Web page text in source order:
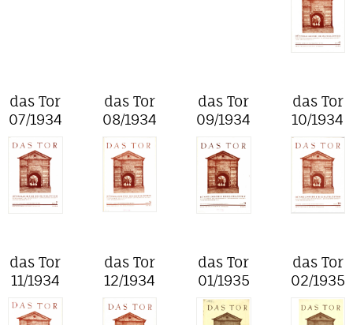
das Tor
07/1934
das Tor
08/1934
das Tor
09/1934
das Tor
10/1934
das Tor
11/1934
das Tor
12/1934
das Tor
01/1935
das Tor
02/1935